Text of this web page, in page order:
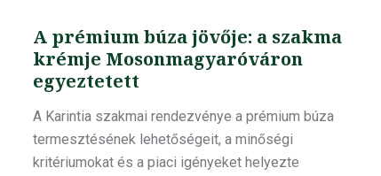
A prémium búza jövője: a szakma
krémje Mosonmagyaróváron
egyeztetett
A Karintia szakmai rendezvénye a prémium búza
termesztésének lehetőségeit, a minőségi
kritériumokat és a piaci igényeket helyezte